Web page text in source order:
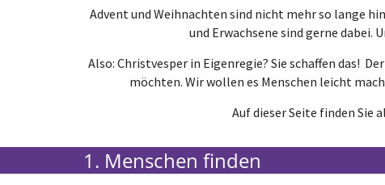
Advent und Weihnachten sind nicht mehr so lange
und Erwachsene sind gerne
Also: Christvesper in Eigenregie? Sie schaffen das!
möchten. Wir wollen es Menschen leicht
Auf dieser Seite finden Sie
1. Menschen finden